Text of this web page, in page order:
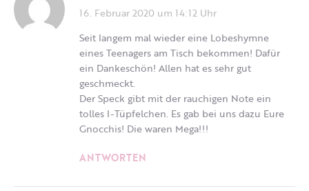
16. Februar 2020 um 14:12 Uhr
Seit langem mal wieder eine Lobeshymne
eines Teenagers am Tisch bekommen! Dafür
ein Dankeschön! Allen hat es sehr gut
geschmeckt.
Der Speck gibt mit der rauchigen Note ein
tolles I-Tüpfelchen. Es gab bei uns dazu Eure
Gnocchis! Die waren Mega!!!
ANTWORTEN